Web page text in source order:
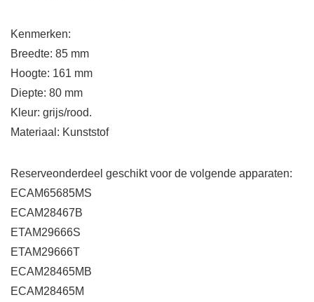
Kenmerken:
Breedte: 85 mm
Hoogte: 161 mm
Diepte: 80 mm
Kleur: grijs/rood.
Materiaal: Kunststof
Reserveonderdeel geschikt voor de volgende apparaten:
ECAM65685MS
ECAM28467B
ETAM29666S
ETAM29666T
ECAM28465MB
ECAM28465M